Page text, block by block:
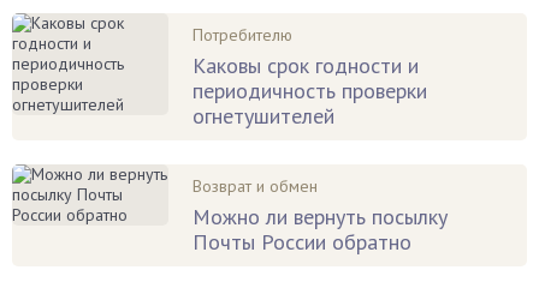
Потребителю
Каковы срок годности и
периодичность проверки
огнетушителей
Возврат и обмен
Можно ли вернуть посылку
Почты России обратно